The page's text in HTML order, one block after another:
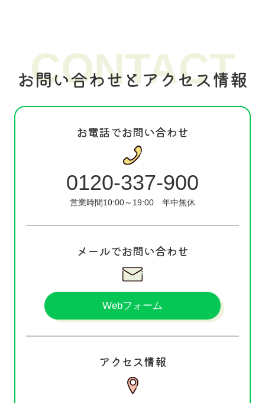
お問い合わせとアクセス情報
CONTACT
お電話でお問い合わせ
0120-337-900
営業時間10:00～19:00 年中無休
メールでお問い合わせ
Webフォーム
アクセス情報